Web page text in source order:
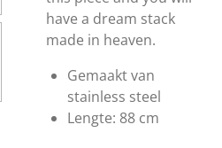
have a dream stack
made in heaven.
Gemaakt van
stainless steel
Lengte: 88 cm